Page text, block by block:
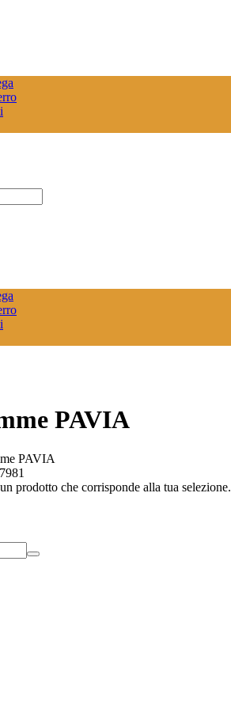
PAVIA
PAVIA
prodotto che corrisponde alla tua selezione.